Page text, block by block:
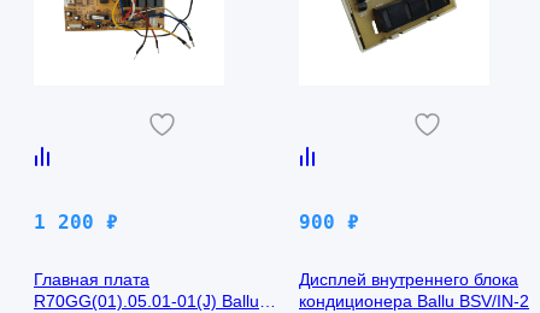
1 200 ₽
Главная плата
R70GG(01).05.01-01(J) Ballu
900 ₽
Дисплей внутреннего блока
кондиционера Ballu BSV/IN-